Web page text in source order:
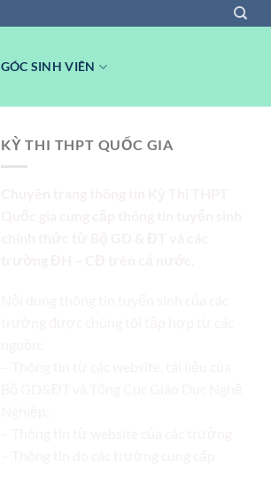
GÓC SINH VIÊN
KỲ THI THPT QUỐC GIA